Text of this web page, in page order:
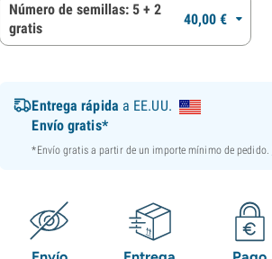
Número de semillas: 5 + 2
gratis
40,00 €
Entrega rápida a EE.UU.
Envío gratis*
*Envío gratis a partir de un importe mínimo de pedido.